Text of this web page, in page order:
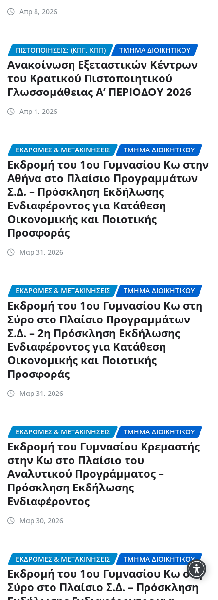
Απρ 8, 2026
ΠΙΣΤΟΠΟΙΉΣΕΙΣ: (ΚΠΓ, ΚΠΠ) ΤΜΉΜΑ ΔΙΟΙΚΗΤΙΚΟΎ
Ανακοίνωση Εξεταστικών Κέντρων
του Κρατικού Πιστοποιητικού
Γλωσσομάθειας Α’ ΠΕΡΙΟΔΟΥ 2026
Απρ 1, 2026
ΕΚΔΡΟΜΈΣ & ΜΕΤΑΚΙΝΉΣΕΙΣ ΤΜΉΜΑ ΔΙΟΙΚΗΤΙΚΟΎ
Εκδρομή του 1ου Γυμνασίου Κω στην
Αθήνα στο Πλαίσιο Προγραμμάτων
Σ.Δ. – Πρόσκληση Εκδήλωσης
Ενδιαφέροντος για Κατάθεση
Οικονομικής και Ποιοτικής
Προσφοράς
Μαρ 31, 2026
ΕΚΔΡΟΜΈΣ & ΜΕΤΑΚΙΝΉΣΕΙΣ ΤΜΉΜΑ ΔΙΟΙΚΗΤΙΚΟΎ
Εκδρομή του 1ου Γυμνασίου Κω στη
Σύρο στο Πλαίσιο Προγραμμάτων
Σ.Δ. – 2η Πρόσκληση Εκδήλωσης
Ενδιαφέροντος για Κατάθεση
Οικονομικής και Ποιοτικής
Προσφοράς
Μαρ 31, 2026
ΕΚΔΡΟΜΈΣ & ΜΕΤΑΚΙΝΉΣΕΙΣ ΤΜΉΜΑ ΔΙΟΙΚΗΤΙΚΟΎ
Εκδρομή του Γυμνασίου Κρεμαστής
στην Κω στο Πλαίσιο του
Αναλυτικού Προγράμματος –
Πρόσκληση Εκδήλωσης
Ενδιαφέροντος
Μαρ 30, 2026
ΕΚΔΡΟΜΈΣ & ΜΕΤΑΚΙΝΉΣΕΙΣ ΤΜΉΜΑ ΔΙΟΙΚΗΤΙΚΟΎ
Εκδρομή του 1ου Γυμνασίου Κω στη
Σύρο στο Πλαίσιο Σ.Δ. – Πρόσκληση